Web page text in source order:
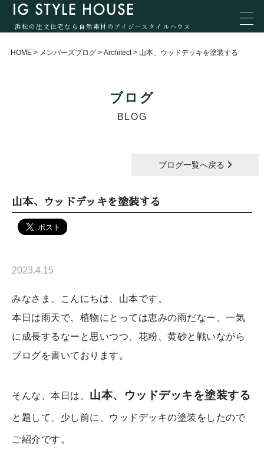
浜松の注文住宅なら自然素材のアイジースタイルハウス
HOME > メンバーズブログ > Architect > 山本、ウッドデッキを塗装する
ブログ
BLOG
ブログ一覧へ戻る
山本、ウッドデッキを塗装する
2023.4.15
みなさま、こんにちは、山本です。
本日は雨天で、植物にとっては恵みの雨だなー、一気
に成長するなーと思いつつ、花粉、黄砂と戦いながら
ブログを書いております。
そんな、本日は、 山本、ウッドデッキを塗装する
と題して、少し前に、ウッドデッキの塗装をしたので
ご紹介です。